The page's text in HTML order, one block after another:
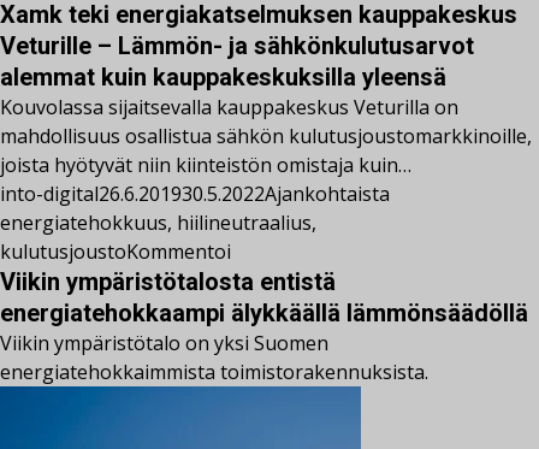
Xamk teki energiakatselmuksen kauppakeskus
Veturille – Lämmön- ja sähkönkulutusarvot
alemmat kuin kauppakeskuksilla yleensä
Kouvolassa sijaitsevalla kauppakeskus Veturilla on
mahdollisuus osallistua sähkön kulutusjoustomarkkinoille,
joista hyötyvät niin kiinteistön omistaja kuin…
into-digital26.6.201930.5.2022Ajankohtaista
energiatehokkuus, hiilineutraalius,
kulutusjoustoKommentoi
Viikin ympäristötalosta entistä
energiatehokkaampi älykkäällä lämmönsäädöllä
Viikin ympäristötalo on yksi Suomen
energiatehokkaimmista toimistorakennuksista.